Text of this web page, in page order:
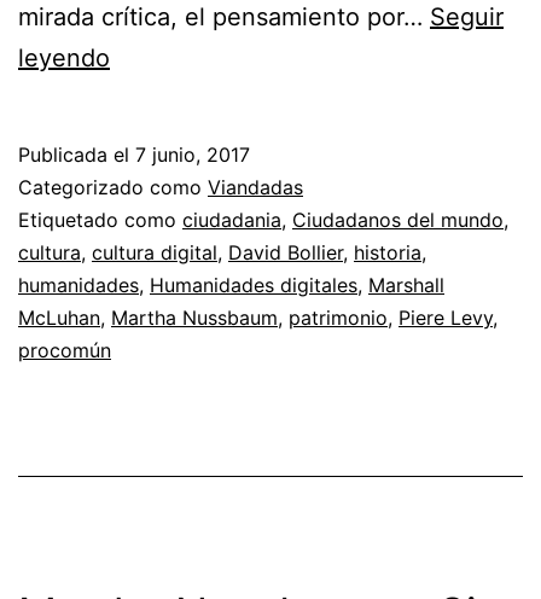
mirada crítica, el pensamiento por… Seguir
leyendo
Publicada el 7 junio, 2017
Categorizado como Viandadas
Etiquetado como ciudadania, Ciudadanos del mundo,
cultura, cultura digital, David Bollier, historia,
humanidades, Humanidades digitales, Marshall
McLuhan, Martha Nussbaum, patrimonio, Piere Levy,
procomún